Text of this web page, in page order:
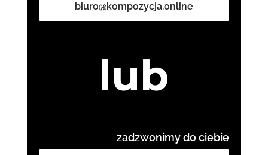
biuro@kompozycja.online
lub
zadzwonimy do ciebie